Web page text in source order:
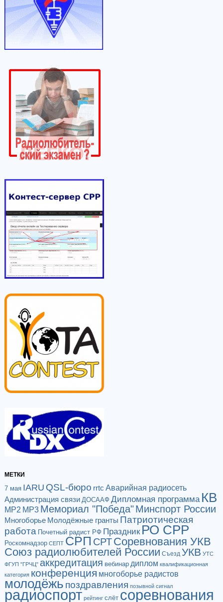
МЕТКИ
7 мая IARU QSL-бюро rrtc Аварийная радиосеть
Администрация связи ДОСААФ Дипломная программа КВ
МР2 МР3 Мемориал "Победа"Минспорт России
Многоборье Молодёжные гранты Патриотическая
работа Почетный радист РФ Праздник РО СРР
Роскомнадзор СЕПТ СРП СРТСоревнования УКВ
Союз радиолюбителей России Съезд УКВ УТС
ФГУП "ГРЧЦ" аккредитация вебинар диплом квалификационная
категория конференция многоборье радистов
молодёжь поздравления позывной сигнал
радиоспорт рейтинг слёт соревнования